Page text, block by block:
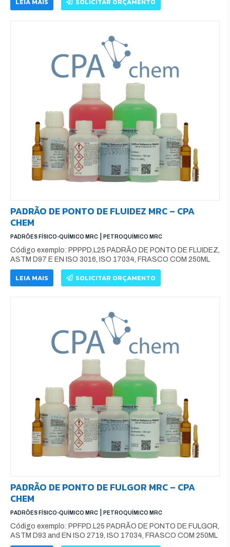
LEIA MAIS SOLICITAR ORÇAMENTO
PADRÃO DE PONTO DE FLUIDEZ MRC – CPA
CHEM
PADRÕES FÍSICO-QUÍMICO MRC PETROQUÍMICO MRC
Código exemplo: PPPPD.L25 PADRÃO DE PONTO DE FLUIDEZ,
ASTM D97 E EN ISO 3016, ISO 17034, FRASCO COM 250ML
LEIA MAIS SOLICITAR ORÇAMENTO
PADRÃO DE PONTO DE FULGOR MRC – CPA
CHEM
PADRÕES FÍSICO-QUÍMICO MRC PETROQUÍMICO MRC
Código exemplo: PPFPD.L25 PADRÃO DE PONTO DE FULGOR,
ASTM D93 and EN ISO 2719, ISO 17034, FRASCO COM 250ML